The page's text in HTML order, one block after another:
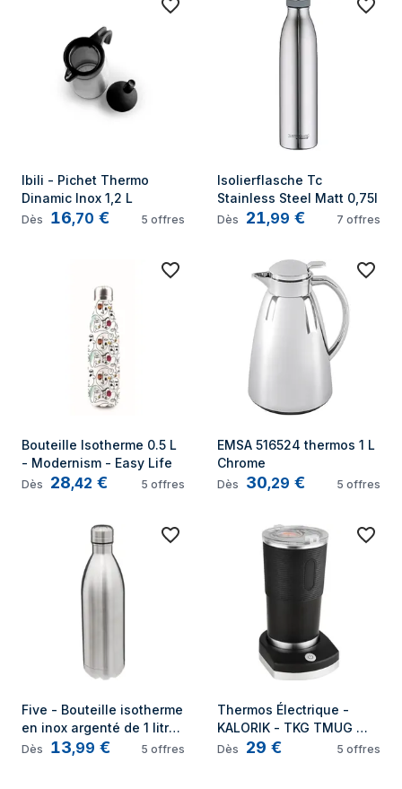
Ibili - Pichet Thermo
Dinamic Inox 1,2 L
Dès 16,70 € 5 offres
Isolierflasche Tc
Stainless Steel Matt 0,75l
Dès 21,99 € 7 offres
Bouteille Isotherme 0.5 L
- Modernism - Easy Life
Dès 28,42 € 5 offres
EMSA 516524 thermos 1 L
Chrome
Dès 30,29 € 5 offres
Five - Bouteille isotherme
en inox argenté de 1 litre
avec livraison gratuite
Dès 13,99 € 5 offres
Thermos Électrique -
KALORIK - TKG TMUG
1000 - 380 ml -
Dès 29 € 5 offres